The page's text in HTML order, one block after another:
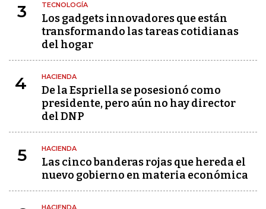
3 TECNOLOGÍA
Los gadgets innovadores que están
transformando las tareas cotidianas
del hogar
4 HACIENDA
De la Espriella se posesionó como
presidente, pero aún no hay director
del DNP
5 HACIENDA
Las cinco banderas rojas que hereda el
nuevo gobierno en materia económica
HACIENDA